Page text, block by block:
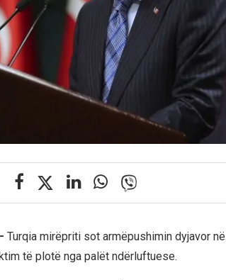
Turqia mirëpriti sot armëpushimin dyjavor
të plotë nga palët ndërluftuese.